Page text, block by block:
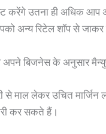
उतना ही अधिक आप
अन्य रिटेल शॉप से जाकर
बिजनेस के अनुसार
से माल लेकर उचित
कर सकते हैं।